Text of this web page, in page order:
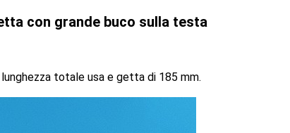
con grande buco sulla testa
totale usa e getta di 185 mm.